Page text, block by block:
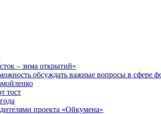
– зима открытий»
обсуждать важные вопросы в сфере
тост
проекта «Ойкумена»